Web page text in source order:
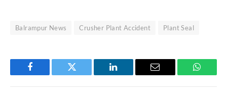
Balrampur News Crusher Plant Accident Plant Seal
Facebook Twitter LinkedIn Email